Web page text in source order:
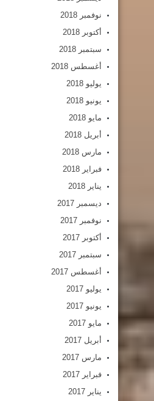
نوفمبر 2018
أكتوبر 2018
سبتمبر 2018
أغسطس 2018
يوليو 2018
يونيو 2018
مايو 2018
أبريل 2018
مارس 2018
فبراير 2018
يناير 2018
ديسمبر 2017
نوفمبر 2017
أكتوبر 2017
سبتمبر 2017
أغسطس 2017
يوليو 2017
يونيو 2017
مايو 2017
أبريل 2017
مارس 2017
فبراير 2017
يناير 2017